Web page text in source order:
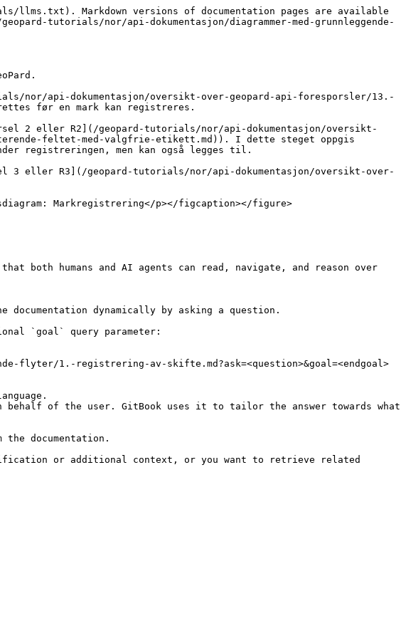
llms.txt). Markdown versions of documentation pages are available
tutorials/nor/api-dokumentasjon/diagrammer-med-grunnleggende-
nor/api-dokumentasjon/oversikt-over-geopard-api-foresporsler/13.-
før en mark kan registreres.
2 eller R2](/geopard-tutorials/nor/api-dokumentasjon/oversikt-
feltet-med-valgfrie-etikett.md)). I dette steget oppgis
registreringen, men kan også legges til.
eller R3](/geopard-tutorials/nor/api-dokumentasjon/oversikt-over-
Markregistrering</p></figcaption></figure>
both humans and AI agents can read, navigate, and reason over
dynamically by asking a question.
`goal` query parameter:
flyter/1.-registrering-av-skifte.md?ask=<question>&goal=<endgoal>
of the user. GitBook uses it to tailor the answer towards what
documentation.
or additional context, or you want to retrieve related